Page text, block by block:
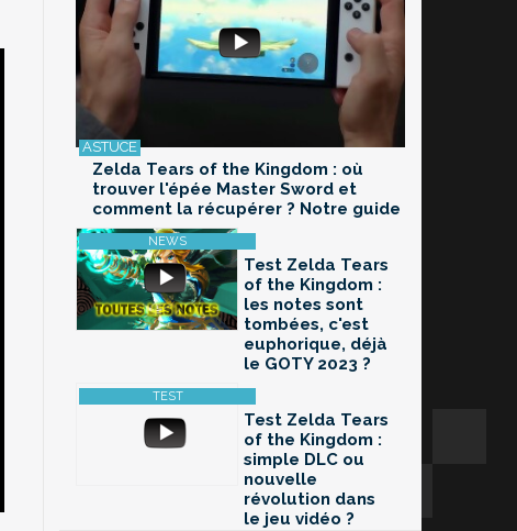
Zelda Tears of the Kingdom : où
trouver l'épée Master Sword et
comment la récupérer ? Notre guide
Test Zelda Tears
of the Kingdom :
les notes sont
tombées, c'est
euphorique, déjà
le GOTY 2023 ?
Test Zelda Tears
of the Kingdom :
simple DLC ou
nouvelle
révolution dans
le jeu vidéo ?